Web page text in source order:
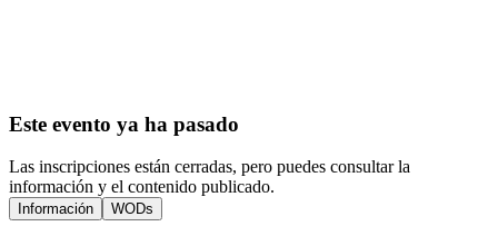
Este evento ya ha pasado
Las inscripciones están cerradas, pero puedes consultar la
información y el contenido publicado.
Información WODs